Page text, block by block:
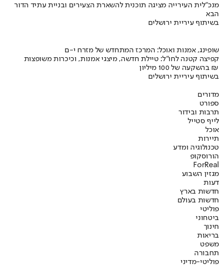
מנכ"לית העירייה מציגה תוכנית להשארת הצעירים ובניית עתיד הדור
הבא
בשיתוף עיריית ירושלים
שופינג, אמנות ואוכל: המרכז המתחדש של מזרח י-ם
קפיצה קטנה לחו"ל: טיילת חדשה, מיצגי אמנות, וכיכרות משופצות
בהשקעה של 100 מיליון ₪
בשיתוף עיריית ירושלים
מדורים
ספורט
תרבות ובידור
לייף סטייל
אוכל
תיירות
טכנולוגיה ומדע
הורוסקופ
ForReal
מגזין השבוע
דעות
חדשות בארץ
חדשות בעולם
פוליטי
ביטחוני
חינוך
בריאות
משפט
תחבורה
פוליטי-מדיני